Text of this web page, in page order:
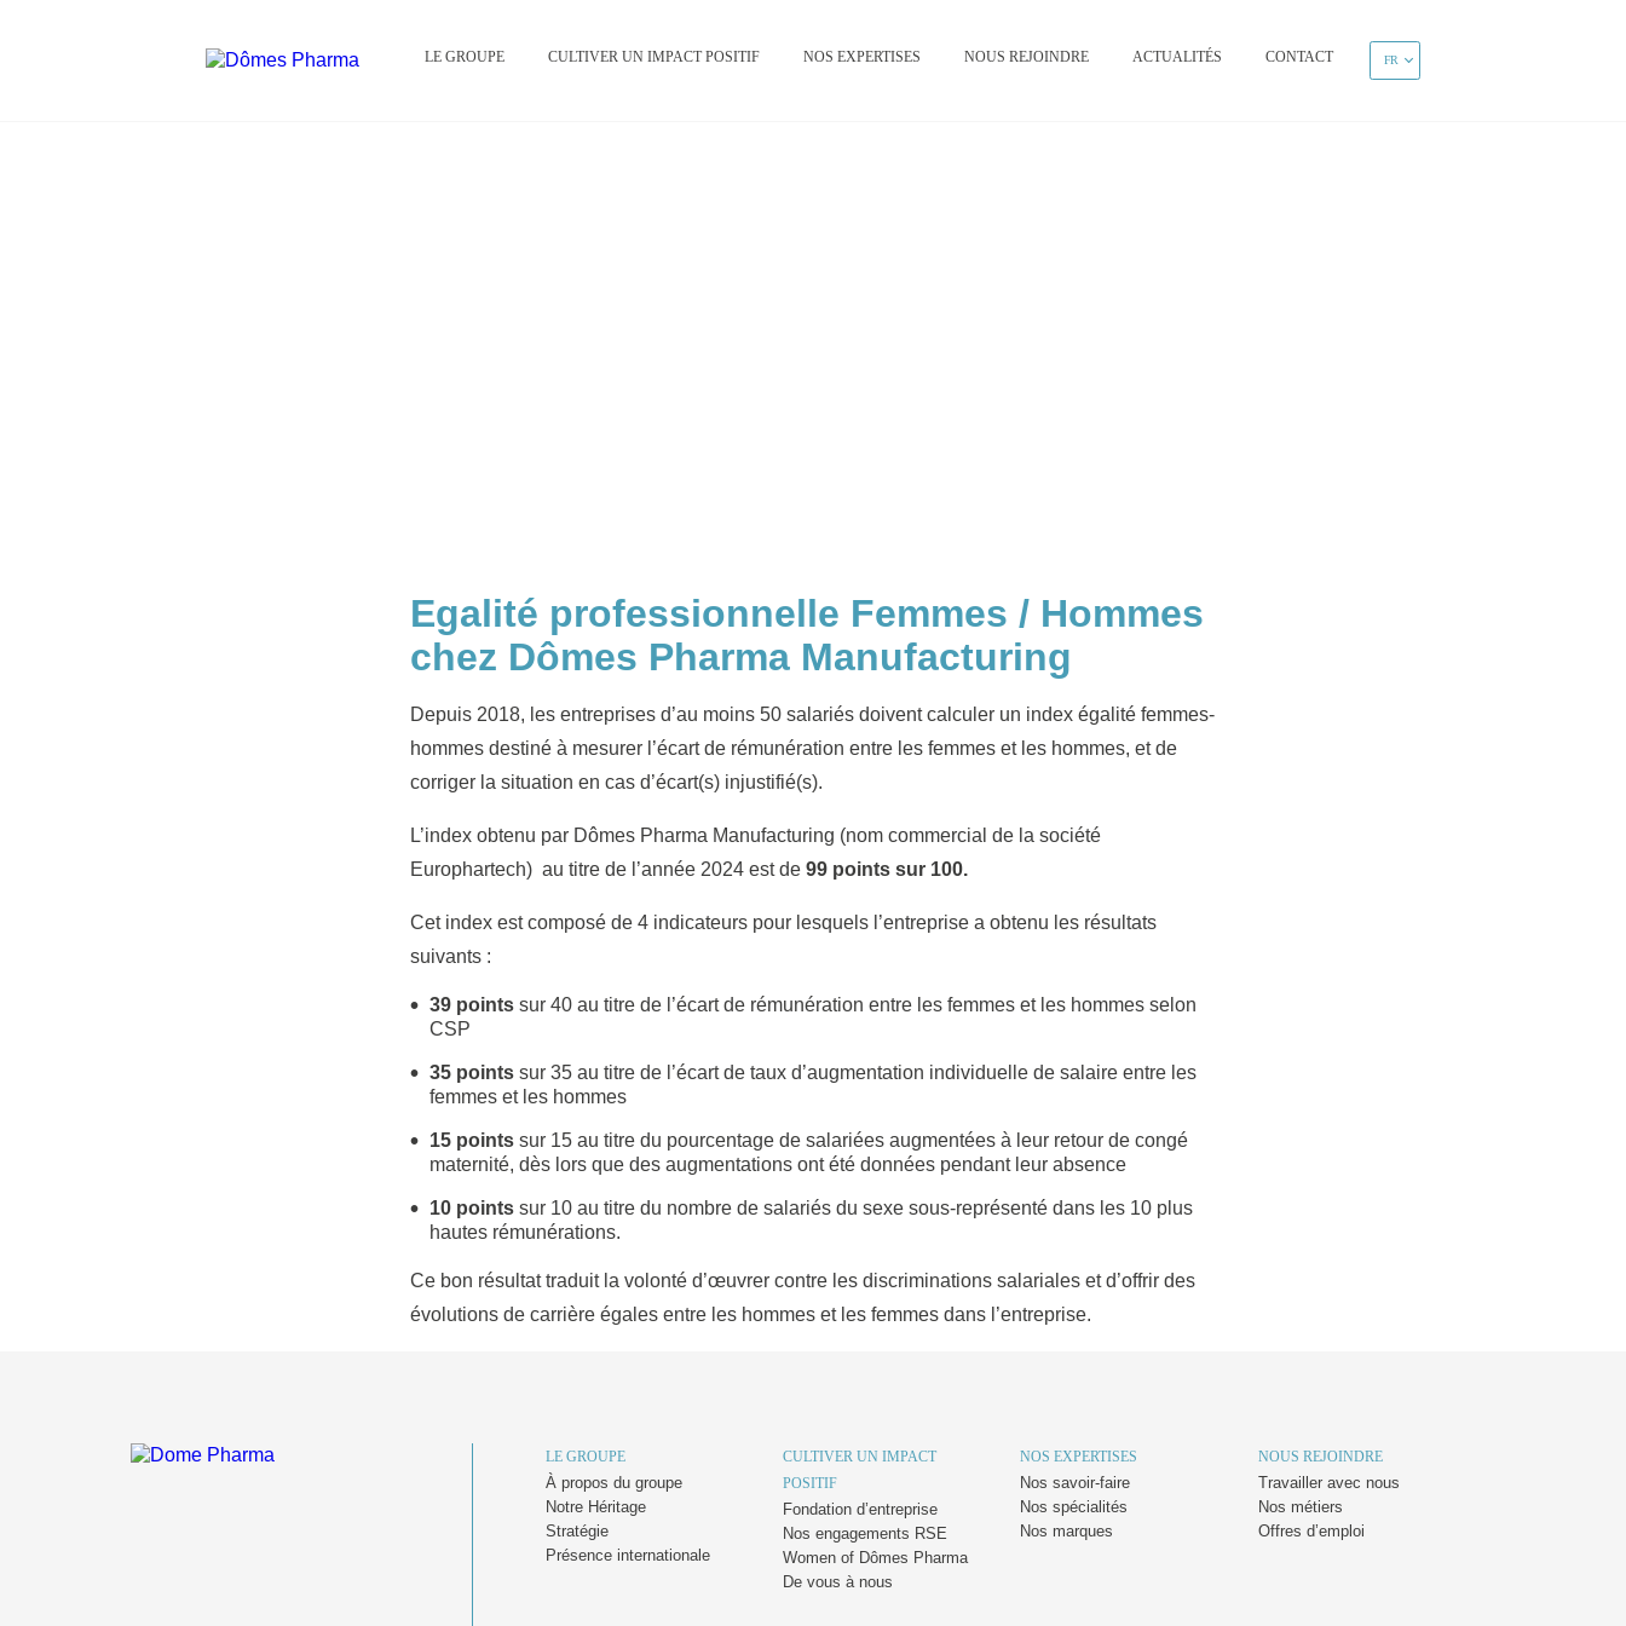
LE GROUPE CULTIVER UN IMPACT POSITIF NOS EXPERTISES NOUS REJOINDRE ACTUALITÉS CONTACT FR
Egalité professionnelle Femmes / Hommes
chez Dômes Pharma Manufacturing
Depuis 2018, les entreprises d’au moins 50 salariés doivent calculer un index égalité femmes-
hommes destiné à mesurer l’écart de rémunération entre les femmes et les hommes, et de
corriger la situation en cas d’écart(s) injustifié(s).
L’index obtenu par Dômes Pharma Manufacturing (nom commercial de la société
Europhartech) au titre de l’année 2024 est de99 points sur 100.
Cet index est composé de 4 indicateurs pour lesquels l’entreprise a obtenu les résultats
suivants :
39 pointssur 40 au titre de l’écart de rémunération entre les femmes et les hommes selon
CSP
35 pointssur 35 au titre de l’écart de taux d’augmentation individuelle de salaire entre les
femmes et les hommes
15points sur 15 au titre du pourcentage de salariées augmentées à leur retour de congé
maternité, dès lors que des augmentations ont été données pendant leur absence
10 pointssur 10 au titre du nombre de salariés du sexe sous-représenté dans les 10 plus
hautes rémunérations.
Ce bon résultat traduit la volonté d’œuvrer contre les discriminations salariales et d’offrir des
évolutions de carrière égales entre les hommes et les femmes dans l’entreprise.
LE GROUPE
À propos du groupe
Notre Héritage
Stratégie
Présence internationale
CULTIVER UN IMPACT
POSITIF
Fondation d’entreprise
Nos engagements RSE
Women of Dômes Pharma
De vous à nous
NOS EXPERTISES
Nos savoir-faire
Nos spécialités
Nos marques
NOUS REJOINDRE
Travailler avec nous
Nos métiers
Offres d’emploi